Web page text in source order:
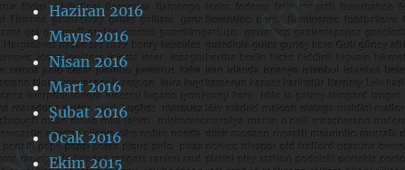
Haziran 2016
Mayıs 2016
Nisan 2016
Mart 2016
Şubat 2016
Ocak 2016
Ekim 2015